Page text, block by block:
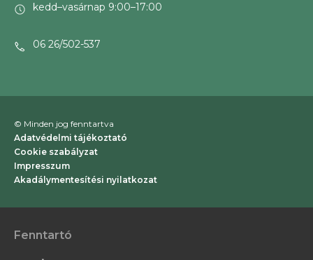
kedd–vasárnap 9:00–17:00
06 26/502-537
© Minden jog fenntartva
Adatvédelmi tájékoztató
Cookie szabályzat
Impresszum
Akadálymentesítési nyilatkozat
Fenntartó